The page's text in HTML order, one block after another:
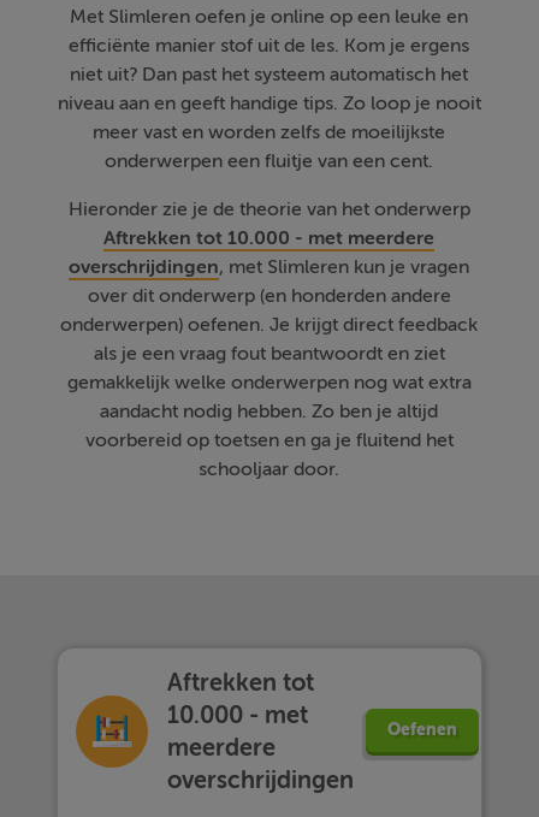
Met Slimleren oefen je online op een leuke en
efficiënte manier stof uit de les. Kom je ergens
niet uit? Dan past het systeem automatisch het
niveau aan en geeft handige tips. Zo loop je nooit
meer vast en worden zelfs de moeilijkste
onderwerpen een fluitje van een cent.
Hieronder zie je de theorie van het onderwerp
Aftrekken tot 10.000 - met meerdere
overschrijdingen, met Slimleren kun je vragen
over dit onderwerp (en honderden andere
onderwerpen) oefenen. Je krijgt direct feedback
als je een vraag fout beantwoordt en ziet
gemakkelijk welke onderwerpen nog wat extra
aandacht nodig hebben. Zo ben je altijd
voorbereid op toetsen en ga je fluitend het
schooljaar door.
Aftrekken tot
10.000 - met
meerdere
overschrijdingen
Oefenen